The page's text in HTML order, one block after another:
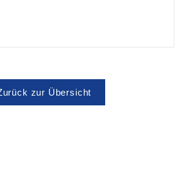
zur Übersicht